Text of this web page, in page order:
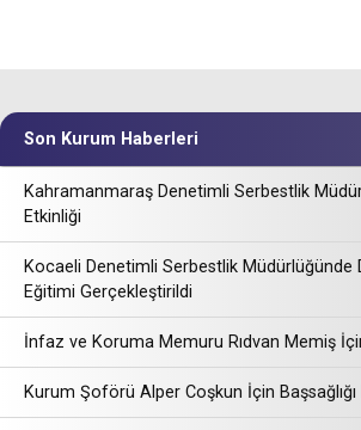
Son Kurum Haberleri
Kahramanmaraş Denetimli Serbestlik
Etkinliği
Kocaeli Denetimli Serbestlik Müdürlüğünde
Eğitimi Gerçekleştirildi
İnfaz ve Koruma Memuru Rıdvan Memiş İçin
Kurum Şoförü Alper Coşkun İçin Başsağlığı